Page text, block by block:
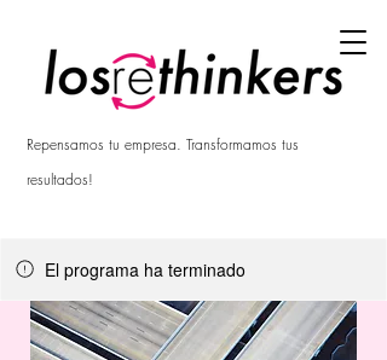
Repensamos tu empresa. Transformamos tus
resultados!
El programa ha terminado